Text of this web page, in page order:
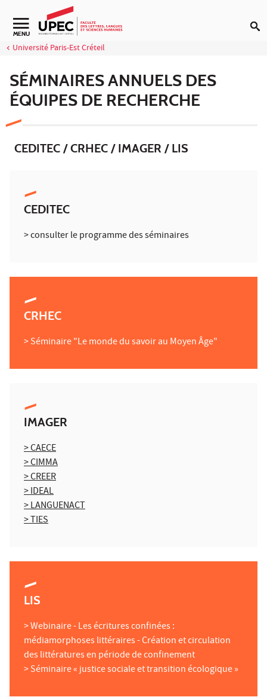
Aller au contenu
Navigation secondaire
MENU
Université Paris-Est Créteil
SÉMINAIRES ANNUELS DES
ÉQUIPES DE RECHERCHE
CEDITEC / CRHEC / IMAGER / LIS
CEDITEC
> consulter le programme des séminaires
CRHEC
> Séminaire "Le monde du savoir au Moyen Âge"
IMAGER
> CAECE
> CIMMA
> CREER
> IDEAL
> LANGUENACT
> TIES
LIS
> Webinaire - Les écritures confinées :
médiamorphoses littéraires - Création et circulation
des littératures en période de confinement
> Séminaire « justice sociale et transition écologique »